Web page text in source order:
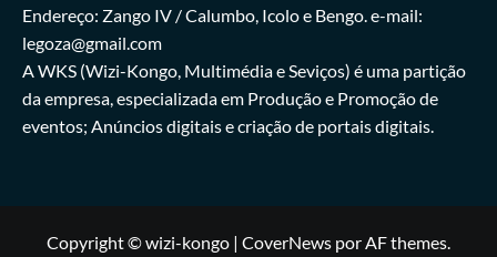
Endereço: Zango IV / Calumbo, Icolo e Bengo. e-mail:
legoza@gmail.com
A WKS (Wizi-Kongo, Multimédia e Seviços) é uma partição
da empresa, especializada em Produção e Promoção de
eventos; Anúncios digitais e criação de portais digitais.
Copyright © wizi-kongo | CoverNews por AF themes.